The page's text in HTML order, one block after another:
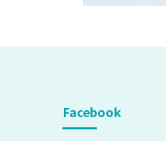
Facebook